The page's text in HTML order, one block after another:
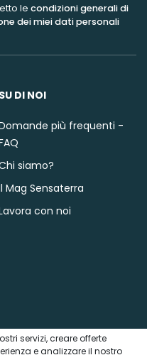
le condizioni generali di
dei miei dati personali
SU DI NOI
più frequenti -
siamo?
Mag Sensaterra
con noi
servizi, creare offerte
e analizzare il nostro